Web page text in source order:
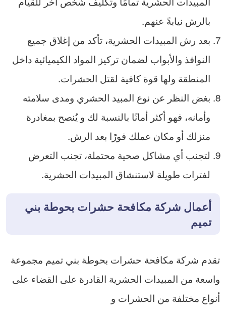
بالرش نيابةً عنهم.
بعد رش المبيدات الحشرية، تأكد من إغلاق جميع
النوافذ والأبواب لضمان تركيز المواد الكيميائية داخل
المنطقة ولها قوة كافية لقتل الحشرات.
بغض النظر عن نوع المبيد الحشري ومدى سلامته
وأمانه، فهو أكثر أمانًا بالنسبة لك و يُنصح بمغادرة
منزلك أو مكان عملك فورًا بعد الرش.
لتجنب أي مشاكل صحية محتملة، تجنب التعرض
لفترات طويلة لاستنشاق المبيدات الحشرية.
أعمال شركة مكافحة حشرات بحوطة بني
تميم
تقدم شركة مكافحة حشرات بحوطة بني تميم مجموعة
واسعة من المبيدات الحشرية القادرة على القضاء على
أنواع مختلفة من الحشرات و